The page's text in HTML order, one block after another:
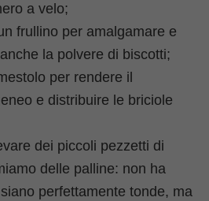
a velo;
frullino per amalgamare e
la polvere di biscotti;
per rendere il
e distribuire le briciole
dei piccoli pezzetti di
delle palline: non ha
perfettamente tonde, ma